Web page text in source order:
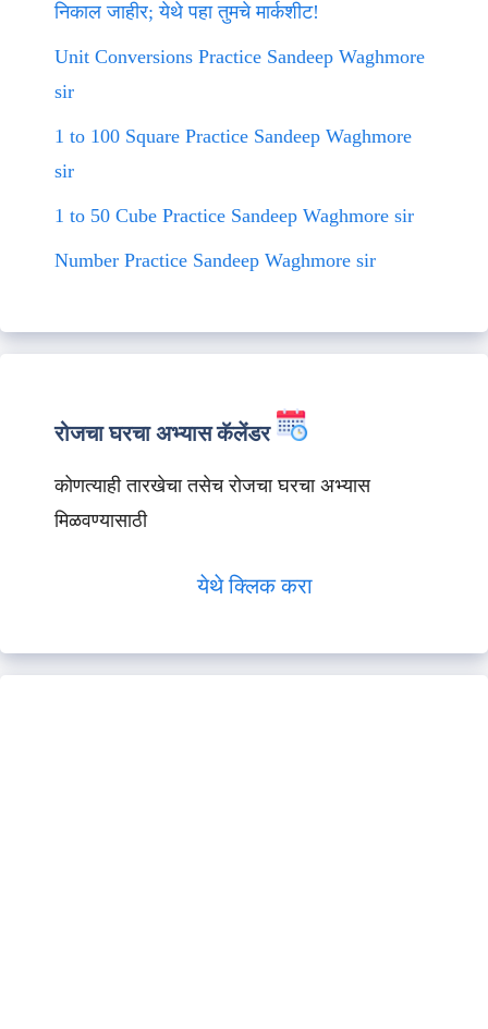
निकाल जाहीर; येथे पहा तुमचे मार्कशीट!
Unit Conversions Practice Sandeep Waghmore
sir
1 to 100 Square Practice Sandeep Waghmore
sir
1 to 50 Cube Practice Sandeep Waghmore sir
Number Practice Sandeep Waghmore sir
रोजचा घरचा अभ्यास कॅलेंडर
कोणत्याही तारखेचा तसेच रोजचा घरचा अभ्यास
मिळवण्यासाठी
येथे क्लिक करा